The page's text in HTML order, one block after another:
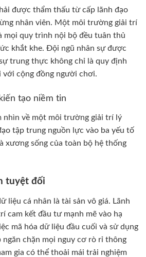
được thẩm thấu từ cấp lãnh đạo
nhân viên. Một môi trường giải trí
mọi quy trình nội bộ đều tuân thủ
khắt khe. Đội ngũ nhân sự được
trung thực không chỉ là quy định
với cộng đồng người chơi.
tạo niềm tin
nhìn về một môi trường giải trí lý
tập trung nguồn lực vào ba yếu tố
xương sống của toàn bộ hệ thống
tuyệt đối
liệu cá nhân là tài sản vô giá. Lãnh
cam kết đầu tư mạnh mẽ vào hạ
mã hóa dữ liệu đầu cuối và sử dụng
chặn mọi nguy cơ rò rỉ thông
gia có thể thoải mái trải nghiệm